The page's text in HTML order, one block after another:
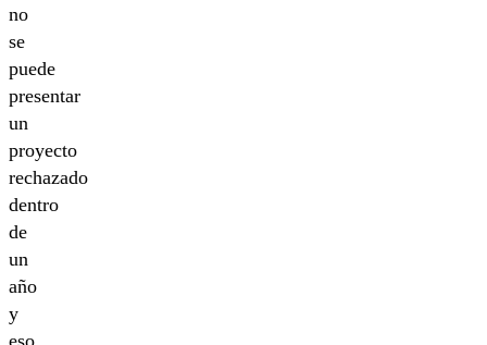
no
se
puede
presentar
un
proyecto
rechazado
dentro
de
un
año
y